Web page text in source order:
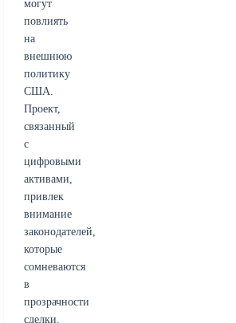
могут
повлиять
на
внешнюю
политику
США.
Проект,
связанный
с
цифровыми
активами,
привлек
внимание
законодателей,
которые
сомневаются
в
прозрачности
сделки.